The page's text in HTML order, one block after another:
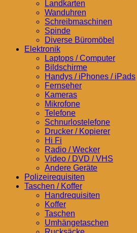
Landkarten
Wanduhren
Schreibmaschinen
Spinde
Diverse Büromöbel
Elektronik
Laptops / Computer
Bildschirme
Handys / iPhones / iPads
Fernseher
Kameras
Mikrofone
Telefone
Schnurlostelefone
Drucker / Kopierer
Hi Fi
Radio / Wecker
Video / DVD / VHS
Andere Geräte
Polizeirequisiten
Taschen / Koffer
Handrequisiten
Koffer
Taschen
Umhängetaschen